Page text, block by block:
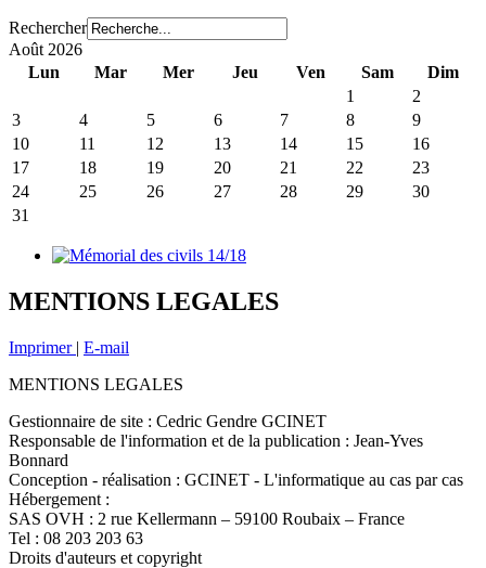
Rechercher
Août 2026
Lun
Mar Mer Jeu Ven Sam
Dim
1
2
3
4 5 6 7 8
9
10
11 12 13 14 15
16
17
18 19 20 21 22
23
24
25 26 27 28 29
30
31
MENTIONS LEGALES
Imprimer | E-mail
MENTIONS LEGALES
Gestionnaire de site : Cedric Gendre GCINET
Responsable de l'information et de la publication : Jean-Yves
Bonnard
Conception - réalisation : GCINET - L'informatique au cas par cas
Hébergement :
SAS OVH : 2 rue Kellermann – 59100 Roubaix – France
Tel : 08 203 203 63
Droits d'auteurs et copyright